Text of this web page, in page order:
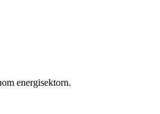
energisektorn.